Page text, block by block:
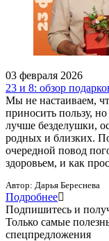
03 февраля 2026
23 и 8: обзор
Мы не настаиваем,
приносить пользу,
лучше безделушки,
родных и близких.
очередной повод
здоровьем, и как
Автор: Дарья Береснева
Подробнее
Подпишитесь и
Только самые
спецпредложения